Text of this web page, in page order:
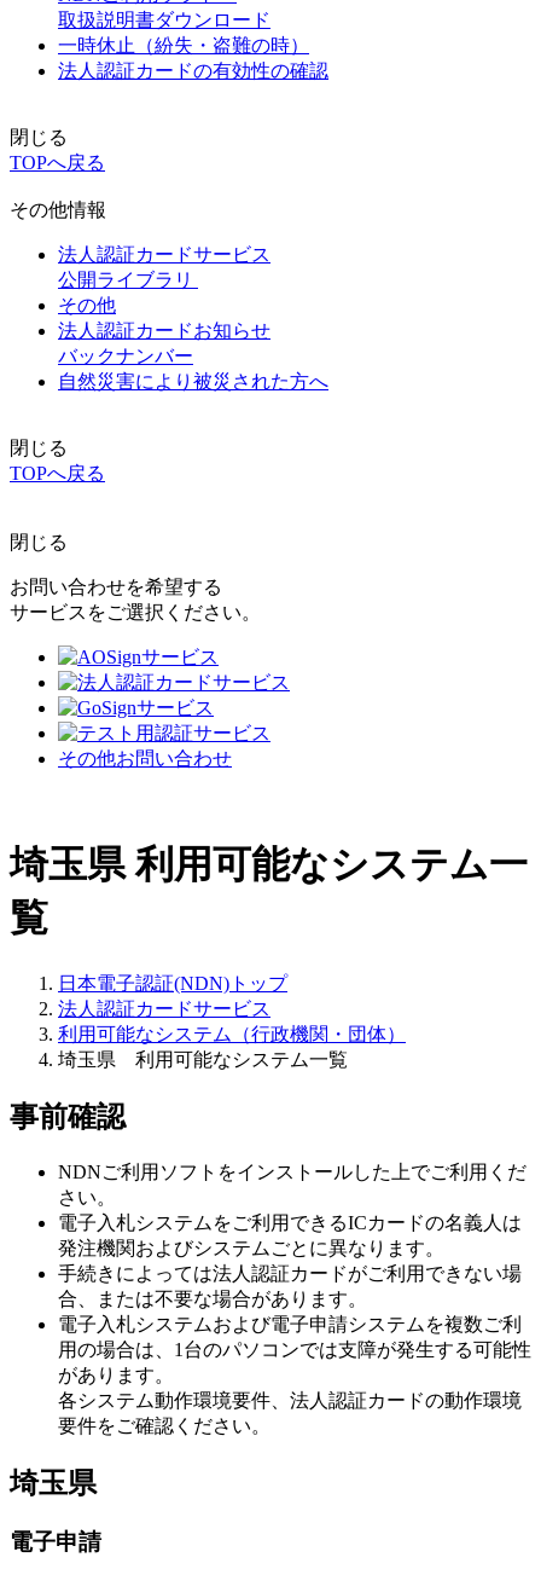
取扱説明書ダウンロード
一時休止（紛失・盗難の時）
法人認証カードの有効性の確認
閉じる
TOPへ戻る
その他情報
法人認証カードサービス
公開ライブラリ
その他
法人認証カードお知らせ
バックナンバー
自然災害により被災された方へ
閉じる
TOPへ戻る
閉じる
お問い合わせを希望する
サービスをご選択ください。
その他お問い合わせ
埼玉県 利用可能なシステム一
覧
日本電子認証(NDN)トップ
法人認証カードサービス
利用可能なシステム（行政機関・団体）
埼玉県 利用可能なシステム一覧
事前確認
NDNご利用ソフトをインストールした上でご利用くだ
さい。
電子入札システムをご利用できるICカードの名義人は
発注機関およびシステムごとに異なります。
手続きによっては法人認証カードがご利用できない場
合、または不要な場合があります。
電子入札システムおよび電子申請システムを複数ご利
用の場合は、1台のパソコンでは支障が発生する可能性
があります。
各システム動作環境要件、法人認証カードの動作環境
要件をご確認ください。
埼玉県
電子申請